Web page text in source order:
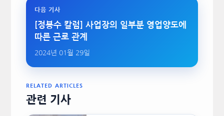
다음 기사
[정봉수 칼럼] 사업장의 일부분 영업양도에
따른 근로 관계
2024년 01월 29일
RELATED ARTICLES
관련 기사